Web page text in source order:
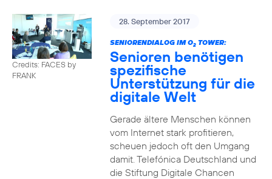
Credits: FACES by
FRANK
28. September 2017
SENIORENDIALOG IM O2TOWER:
Senioren benötigen
spezifische
Unterstützung für die
digitale Welt
Gerade ältere Menschen können
vom Internet stark profitieren,
scheuen jedoch oft den Umgang
damit. Telefónica Deutschland und
die Stiftung Digitale Chancen